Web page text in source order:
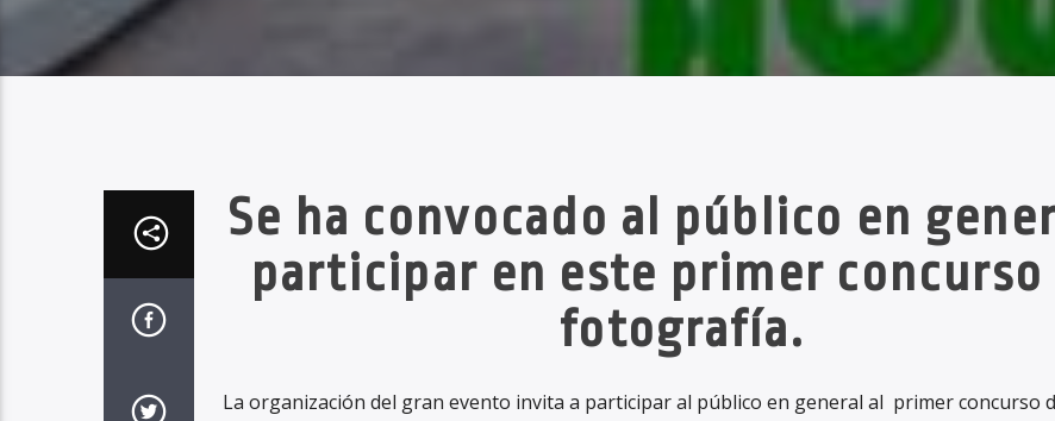
Se ha convocado al público en
participar en este primer concurso
fotografía.
La organización del gran evento invita a participar al público en general al primer concurso